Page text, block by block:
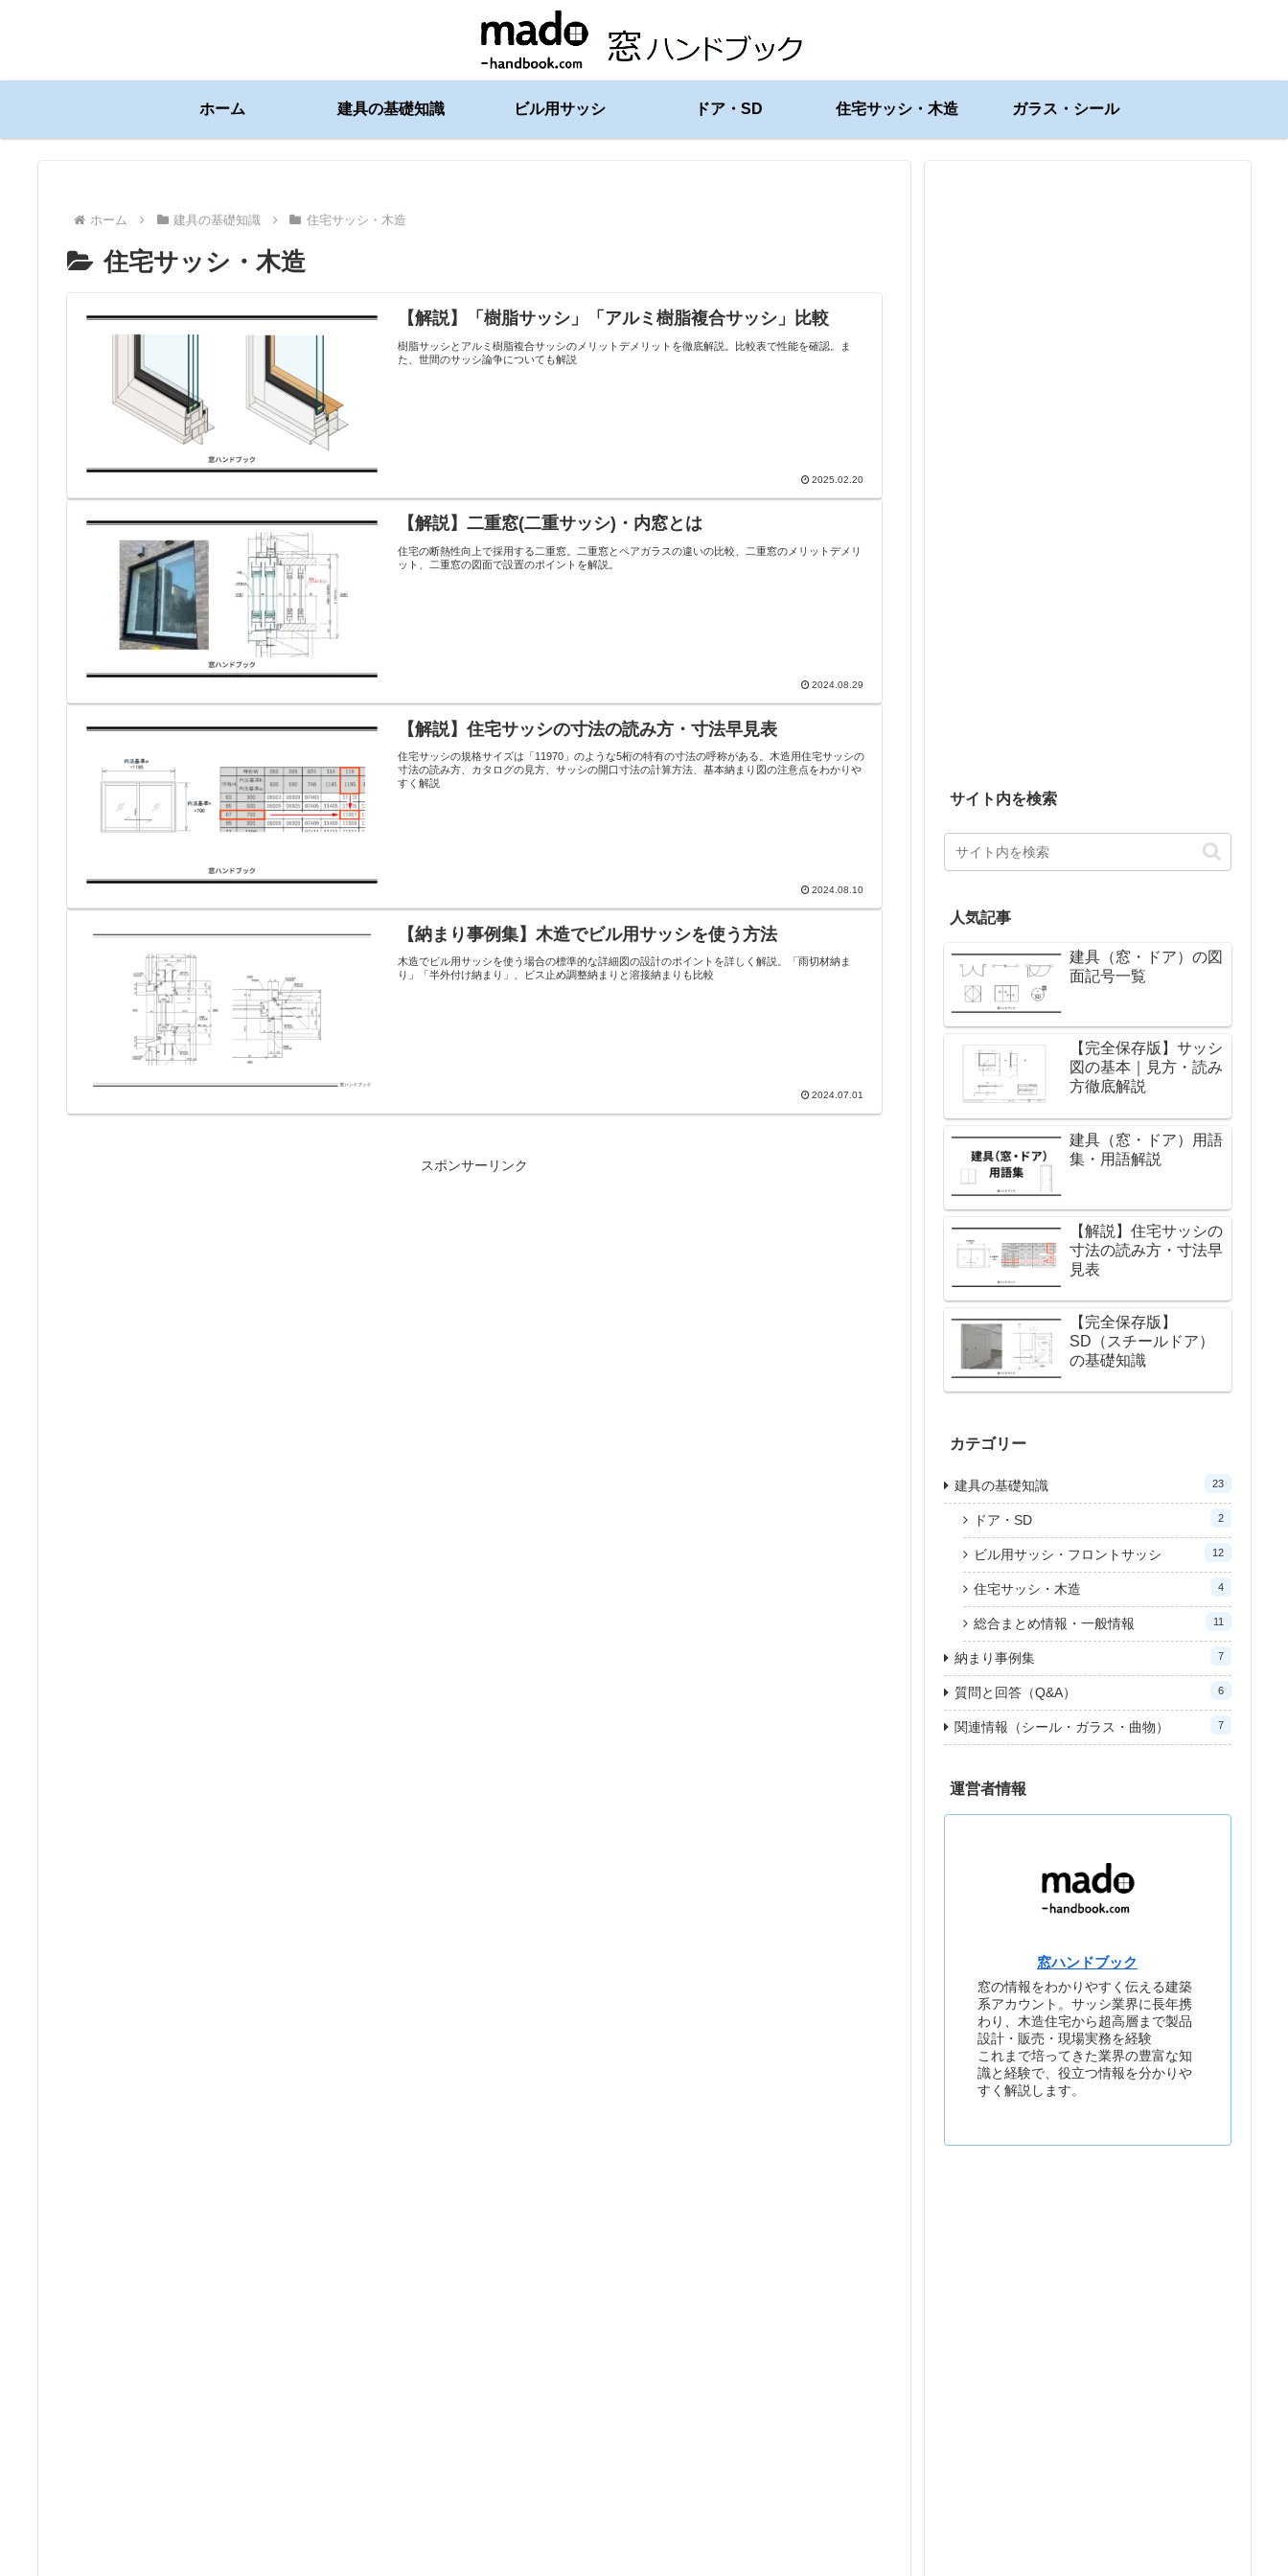
ホーム 建具の基礎知識 ビル用サッシ ドア・SD 住宅サッシ・木造 ガラス・シール
ホーム 建具の基礎知識 住宅サッシ・木造
住宅サッシ・木造
【解説】「樹脂サッシ」「アルミ樹脂複合サッシ」比較
樹脂サッシとアルミ樹脂複合サッシのメリットデメリットを徹底解説。比較表で性能を確認。ま
た、世間のサッシ論争についても解説
2025.02.20
【解説】二重窓(二重サッシ)・内窓とは
住宅の断熱性向上で採用する二重窓。二重窓とペアガラスの違いの比較、二重窓のメリットデメリ
ット、二重窓の図面で設置のポイントを解説。
2024.08.29
【解説】住宅サッシの寸法の読み方・寸法早見表
住宅サッシの規格サイズは「11970」のような5桁の特有の寸法の呼称がある。木造用住宅サッシの
寸法の読み方、カタログの見方、サッシの開口寸法の計算方法、基本納まり図の注意点をわかりや
すく解説
2024.08.10
【納まり事例集】木造でビル用サッシを使う方法
木造でビル用サッシを使う場合の標準的な詳細図の設計のポイントを詳しく解説。「雨切材納ま
り」「半外付け納まり」、ビス止め調整納まりと溶接納まりも比較
2024.07.01
スポンサーリンク
サイト内を検索
人気記事
建具（窓・ドア）の図
面記号一覧
【完全保存版】サッシ
図の基本｜見方・読み
方徹底解説
建具（窓・ドア）用語
集・用語解説
【解説】住宅サッシの
寸法の読み方・寸法早
見表
【完全保存版】
SD（スチールドア）
の基礎知識
カテゴリー
建具の基礎知識 23
ドア・SD 2
ビル用サッシ・フロントサッシ 12
住宅サッシ・木造 4
総合まとめ情報・一般情報 11
納まり事例集 7
質問と回答（Q&A） 6
関連情報（シール・ガラス・曲物） 7
運営者情報
窓ハンドブック
窓の情報をわかりやすく伝える建築
系アカウント。サッシ業界に長年携
わり、木造住宅から超高層まで製品
設計・販売・現場実務を経験
これまで培ってきた業界の豊富な知
識と経験で、役立つ情報を分かりや
すく解説します。